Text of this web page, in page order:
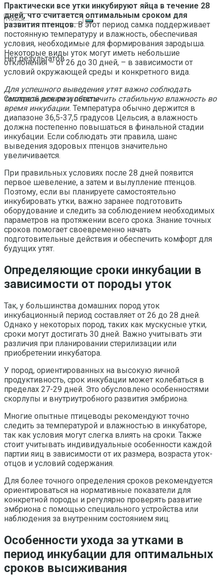
Нет результатов
Смотреть все результаты
Практически все утки инкубируют яйца в течение 28
дней, что считается оптимальным сроком для
развития птенцов.В этот период самка поддерживает
постоянную температуру и влажность, обеспечивая
условия, необходимые для формирования зародыша.
Некоторые виды уток могут иметь небольшие
отклонения – от 26 до 30 дней, – в зависимости от
условий окружающей среды и конкретного вида.
Для успешного выведения утят важно соблюдать
тепловой режим и обеспечить стабильную влажность во
время инкубации. Температура обычно держится в
диапазоне 36,5-37,5 градусов Цельсия, а влажность
должна постепенно повышаться в финальной стадии
инкубации. Если соблюдать эти правила, шанс
выведения здоровых птенцов значительно
увеличивается.
При правильных условиях после 28 дней появится
первое шевеление, а затем и вылупление птенцов.
Поэтому, если вы планируете самостоятельно
инкубировать утки, важно заранее подготовить
оборудование и следить за соблюдением необходимых
параметров на протяжении всего срока. Знание точных
сроков помогает своевременно начать
подготовительные действия и обеспечить комфорт для
будущих утят.
Определяющие сроки инкубации в
зависимости от породы уток
Так, у большинства домашних пород уток
инкубационный период составляет от 26 до 28 дней.
Однако у некоторых пород, таких как мускусные утки,
сроки могут достигать 30 дней. Важно учитывать эти
различия при планировании стерилизации или
приобретении инкубатора.
У пород, ориентированных на высокую яичной
продуктивность, срок инкубации может колебаться в
пределах 27-29 дней. Это обусловлено особенностями
скорлупы и внутриутробного развития эмбриона.
Многие опытные птицеводы рекомендуют точно
следить за температурой и влажностью в инкубаторе,
так как условия могут слегка влиять на сроки. Также
стоит учитывать индивидуальные особенности каждой
партии яиц в зависимости от их размера, возраста уток-
отцов и условий содержания.
Для более точного определения сроков рекомендуется
ориентироваться на нормативные показатели для
конкретной породы и регулярно проверять развитие
эмбриона с помощью специального устройства или
наблюдения за внутренним состоянием яиц.
Особенности ухода за утками в
период инкубации для оптимальных
сроков высиживания